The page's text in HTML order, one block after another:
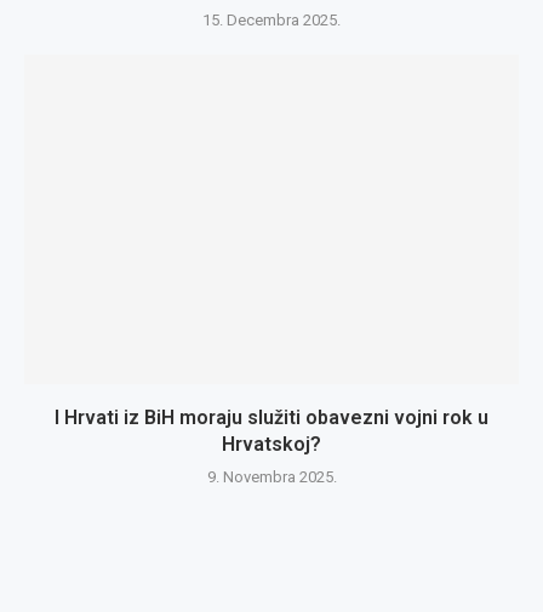
15. Decembra 2025.
I Hrvati iz BiH moraju služiti obavezni vojni rok u
Hrvatskoj?
9. Novembra 2025.